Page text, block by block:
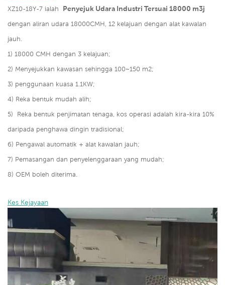
XZ10-18Y-7 ialah Penyejuk Udara Industri Tersuai 18000 m3j
dengan aliran udara 18000CMH, 12 kelajuan dengan alat kawalan
jauh.
1) 18000 CMH dengan 3 kelajuan;
2) Menyejukkan kawasan sehingga 100~150 m2;
3) penggunaan kuasa 1.1KW;
4) Reka bentuk mudah alih;
5) Reka bentuk penjimatan tenaga, kos operasi adalah kira-kira 10%
daripada penghawa dingin tradisional;
6) Pengawal automatik + alat kawalan jauh;
7) Pemasangan dan penyelenggaraan yang mudah;
8) OEM boleh diterima.
Kes Kejayaan